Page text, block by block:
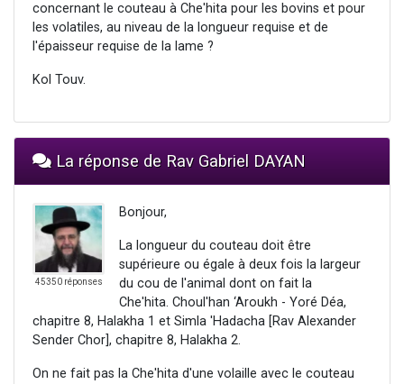
concernant le couteau à Che'hita pour les bovins et pour
les volatiles, au niveau de la longueur requise et de
l'épaisseur requise de la lame ?
Kol Touv.
La réponse de Rav Gabriel DAYAN
45350 réponses
Bonjour,
La longueur du couteau doit être
supérieure ou égale à deux fois la largeur
du cou de l'animal dont on fait la
Che'hita. Choul'han ‘Aroukh - Yoré Déa,
chapitre 8, Halakha 1 et Simla 'Hadacha [Rav Alexander
Sender Chor], chapitre 8, Halakha 2.
On ne fait pas la Che'hita d'une volaille avec le couteau